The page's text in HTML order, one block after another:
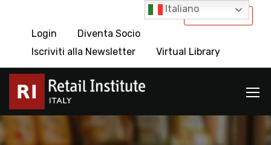
International
Login
Diventa Socio
Iscriviti alla Newsletter
Virtual Library
Italiano